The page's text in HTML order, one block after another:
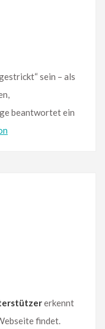
sein – als
beantwortet ein
erkennt
findet.